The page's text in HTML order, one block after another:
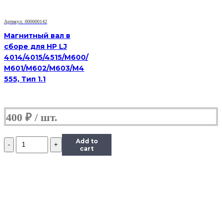
Артикул: 000000142
Магнитный вал в
сборе для HP LJ
4014/4015/4515/M600/
M601/M602/M603/M4
555, Тип 1.1
400 ₽
Количество
Ролик
Add to
cart